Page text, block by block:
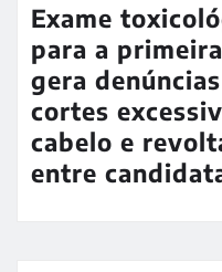
Exame
para a
gera
cortes
cabelo e
entre